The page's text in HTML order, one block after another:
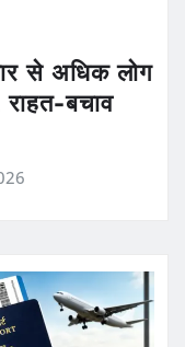
से अधिक लोग
राहत-बचाव